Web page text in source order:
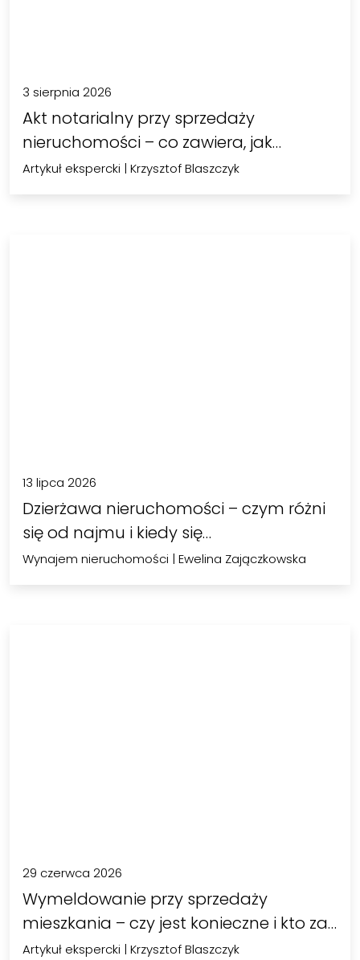
3 sierpnia 2026
Akt notarialny przy sprzedaży
nieruchomości – co zawiera, jak
uzyskać…
Artykuł ekspercki | Krzysztof Blaszczyk
13 lipca 2026
Dzierżawa nieruchomości – czym różni
się od najmu i kiedy się…
Wynajem nieruchomości | Ewelina Zajączkowska
29 czerwca 2026
Wymeldowanie przy sprzedaży
mieszkania – czy jest konieczne i kto za
to…
Artykuł ekspercki | Krzysztof Blaszczyk